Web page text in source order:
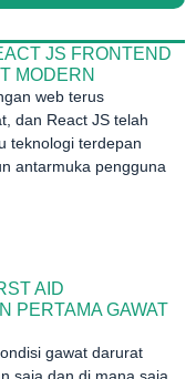
JS FRONTEND
MODERN
web terus
dan React JS telah
teknologi terdepan
antarmuka pengguna
AID
PERTAMA GAWAT
gawat darurat
saja dan di mana saja,